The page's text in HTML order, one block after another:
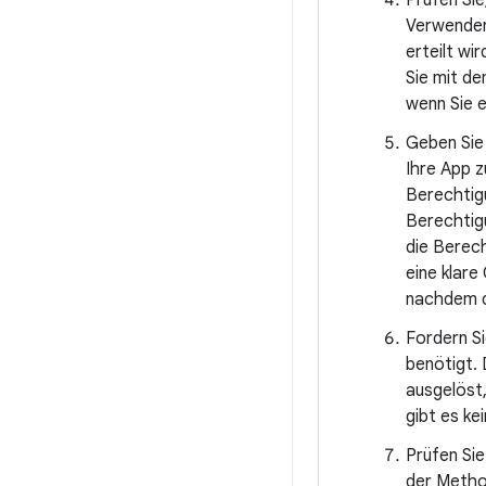
erteilt
Sie mit
wenn Sie
Geben
Ihre App
die
eine
nachdem
Fordern
benötigt.
gibt es
Prüfen
der